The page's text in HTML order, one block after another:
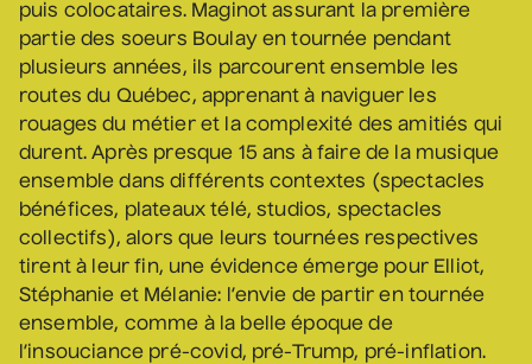
Bon Enfant
• Demande spéciale
10 septembre 2026• 19 h 30
Station culturelle Momo
Gratuit
Daniel Grenier
• Coeur d'enfant
10 septembre 2026• 19 h 30
puis colocataires. Maginot assurant la première
partie des soeurs Boulay en tournée pendant
plusieurs années, ils parcourent ensemble les
routes du Québec, apprenant à naviguer les
rouages du métier et la complexité des amitiés qui
durent. Après presque 15 ans à faire de la musique
ensemble dans différents contextes (spectacles
bénéfices, plateaux télé, studios, spectacles
collectifs), alors que leurs tournées respectives
tirent à leur fin, une évidence émerge pour Elliot,
Stéphanie et Mélanie: l’envie de partir en tournée
ensemble, comme à la belle époque de
l’insouciance pré-covid, pré-Trump, pré-inflation.